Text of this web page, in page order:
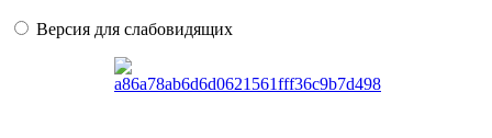
Версия для слабовидящих